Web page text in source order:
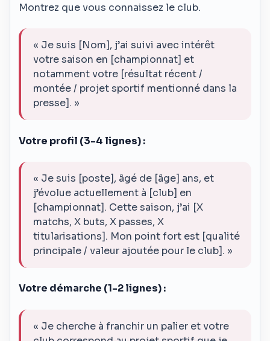
Montrez que vous connaissez le club.
« Je suis [Nom], j’ai suivi avec intérêt
votre saison en [championnat] et
notamment votre [résultat récent /
montée / projet sportif mentionné dans la
presse]. »
Votre profil (3-4 lignes) :
« Je suis [poste], âgé de [âge] ans, et
j’évolue actuellement à [club] en
[championnat]. Cette saison, j’ai [X
matchs, X buts, X passes, X
titularisations]. Mon point fort est [qualité
principale / valeur ajoutée pour le club]. »
Votre démarche (1-2 lignes) :
« Je cherche à franchir un palier et votre